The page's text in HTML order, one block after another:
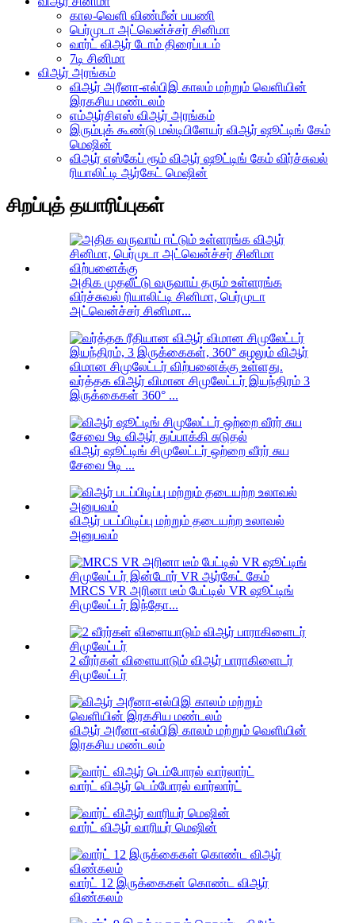
கால-வெளி விண்மீன் பயணி
பெர்முடா அட்வென்ச்சர் சினிமா
வார்ட் விஆர் டோம் திரைப்படம்
7டி சினிமா
விஆர் அரங்கம்
விஆர் அரீனா-எல்பிஇ காலம் மற்றும் வெளியின்
இரகசிய மண்டலம்
எம்ஆர்சிஎஸ் விஆர் அரங்கம்
இரும்புக் கூண்டு மல்டிபிளேயர் விஆர் ஷூட்டிங் கேம்
மெஷின்
விஆர் எஸ்கேப் ரூம் விஆர் ஷூட்டிங் கேம் விர்ச்சுவல்
ரியாலிட்டி ஆர்கேட் மெஷின்
சிறப்புத் தயாரிப்புகள்
அதிக முதலீட்டு வருவாய் தரும் உள்ளரங்க
விர்ச்சுவல் ரியாலிட்டி சினிமா, பெர்முடா
அட்வென்ச்சர் சினிமா...
வர்த்தக விஆர் விமான சிமுலேட்டர் இயந்திரம் 3
இருக்கைகள் 360° ...
விஆர் ஷூட்டிங் சிமுலேட்டர் ஒற்றை வீரர் சுய
சேவை 9டி ...
விஆர் படப்பிடிப்பு மற்றும் தடையற்ற உலாவல்
அனுபவம்
MRCS VR அரினா டீம் பேட்டில் VR ஷூட்டிங்
சிமுலேட்டர் இந்தோ...
2 வீரர்கள் விளையாடும் விஆர் பாராகிளைடர்
சிமுலேட்டர்
விஆர் அரீனா-எல்பிஇ காலம் மற்றும் வெளியின்
இரகசிய மண்டலம்
வார்ட் விஆர் டெம்போரல் வார்லார்ட்
வார்ட் விஆர் வாரியர் மெஷின்
வார்ட் 12 இருக்கைகள் கொண்ட விஆர்
விண்கலம்